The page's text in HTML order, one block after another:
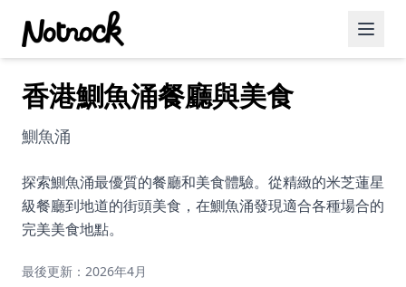
精選活動
博客文章
約會好去處
美食佳餚
香港鰂魚涌餐廳與美食
鰂魚涌
探索鰂魚涌最優質的餐廳和美食體驗。從精緻的米芝蓮星
級餐廳到地道的街頭美食，在鰂魚涌發現適合各種場合的
完美美食地點。
最後更新：2026年4月